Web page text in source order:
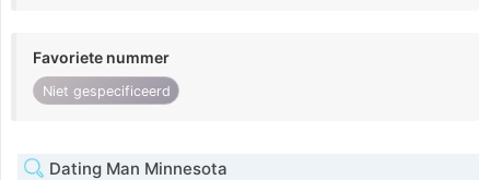
Favoriete nummer
Niet gespecificeerd
Dating Man Minnesota